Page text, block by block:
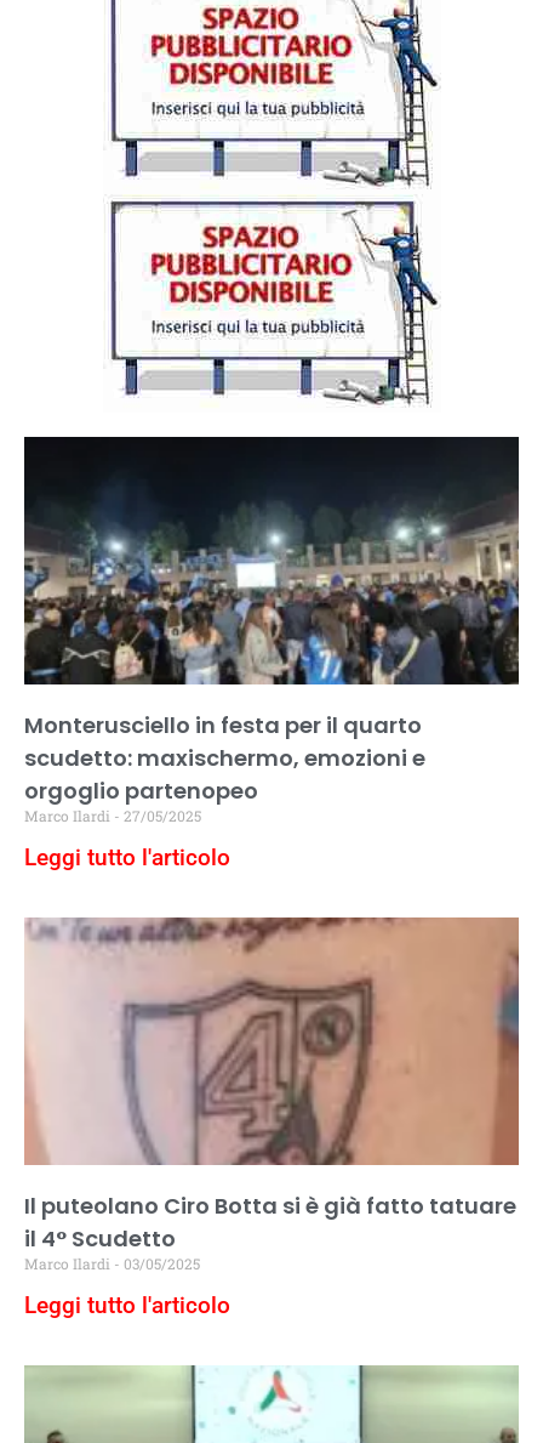
Monterusciello in festa per il quarto
scudetto: maxischermo, emozioni e
orgoglio partenopeo
Marco Ilardi 27/05/2025
Leggi tutto l'articolo
Il puteolano Ciro Botta si è già fatto tatuare
il 4° Scudetto
Marco Ilardi 03/05/2025
Leggi tutto l'articolo